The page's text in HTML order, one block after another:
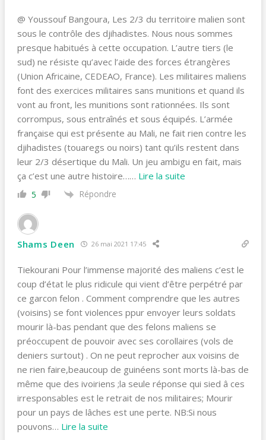
@ Youssouf Bangoura, Les 2/3 du territoire malien sont
sous le contrôle des djihadistes. Nous nous sommes
presque habitués à cette occupation. L’autre tiers (le
sud) ne résiste qu’avec l’aide des forces étrangères
(Union Africaine, CEDEAO, France). Les militaires maliens
font des exercices militaires sans munitions et quand ils
vont au front, les munitions sont rationnées. Ils sont
corrompus, sous entraînés et sous équipés. L’armée
française qui est présente au Mali, ne fait rien contre les
djihadistes (touaregs ou noirs) tant qu’ils restent dans
leur 2/3 désertique du Mali. Un jeu ambigu en fait, mais
ça c’est une autre histoire…… Lire la suite
5 Répondre
Shams Deen 26 mai 2021 17:45
Tiekourani Pour l’immense majorité des maliens c’est le
coup d’état le plus ridicule qui vient d’être perpétré par
ce garcon felon . Comment comprendre que les autres
(voisins) se font violences ppur envoyer leurs soldats
mourir là-bas pendant que des felons maliens se
préoccupent de pouvoir avec ses corollaires (vols de
deniers surtout) . On ne peut reprocher aux voisins de
ne rien faire,beaucoup de guinéens sont morts là-bas de
même que des ivoiriens ;la seule réponse qui sied â ces
irresponsables est le retrait de nos militaires; Mourir
pour un pays de lâches est une perte. NB:Si nous
pouvons… Lire la suite